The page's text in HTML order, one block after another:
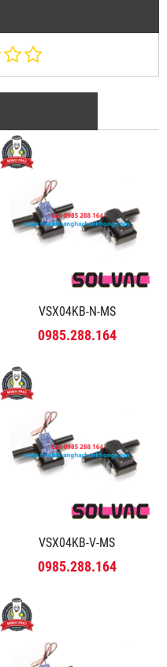
VSX04KB-N-MS
0985.288.164
VSX04KB-V-MS
0985.288.164